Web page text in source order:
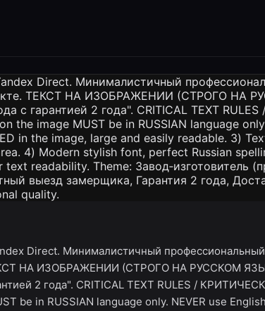
Direct. Минималистичный
НА ИЗОБРАЖЕНИИ (СТРОГО НА РУССКОМ
2 года". CRITICAL TEXT RULES /
be in RUSSIAN language only. NEVER use